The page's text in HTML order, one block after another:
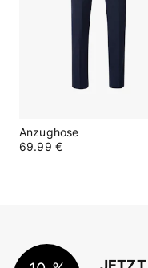
Anzughose
69.99 €